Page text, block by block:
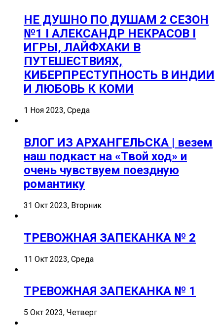
НЕ ДУШНО ПО ДУШАМ 2 СЕЗОН
№1 I АЛЕКСАНДР НЕКРАСОВ I
ИГРЫ, ЛАЙФХАКИ В
ПУТЕШЕСТВИЯХ,
КИБЕРПРЕСТУПНОСТЬ В ИНДИИ
И ЛЮБОВЬ К КОМИ
1 Ноя 2023, Среда
ВЛОГ ИЗ АРХАНГЕЛЬСКА | везем
наш подкаст на «Твой ход» и
очень чувствуем поездную
романтику
31 Окт 2023, Вторник
ТРЕВОЖНАЯ ЗАПЕКАНКА № 2
11 Окт 2023, Среда
ТРЕВОЖНАЯ ЗАПЕКАНКА № 1
5 Окт 2023, Четверг